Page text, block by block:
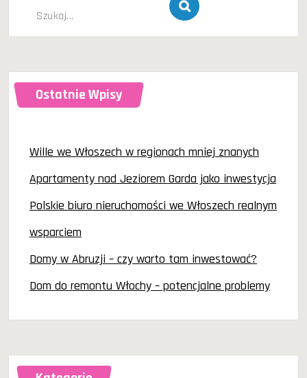
Szukaj
Ostatnie Wpisy
Wille we Włoszech w regionach mniej znanych
Apartamenty nad Jeziorem Garda jako inwestycja
Polskie biuro nieruchomości we Włoszech realnym
wsparciem
Domy w Abruzji – czy warto tam inwestować?
Dom do remontu Włochy – potencjalne problemy